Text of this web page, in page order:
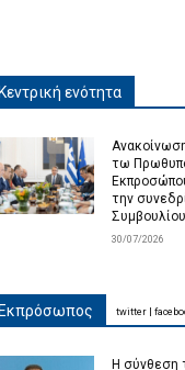
Κεντρική ενότητα
τω
την
30/07/2026
Εκπρόσωπος
Η σύνθεση
twitter